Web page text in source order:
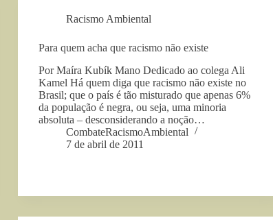
Racismo Ambiental
Para quem acha que racismo não existe
Por Maíra Kubík Mano Dedicado ao colega Ali
Kamel Há quem diga que racismo não existe no
Brasil; que o país é tão misturado que apenas 6%
da população é negra, ou seja, uma minoria
absoluta – desconsiderando a noção…
CombateRacismoAmbiental
7 de abril de 2011